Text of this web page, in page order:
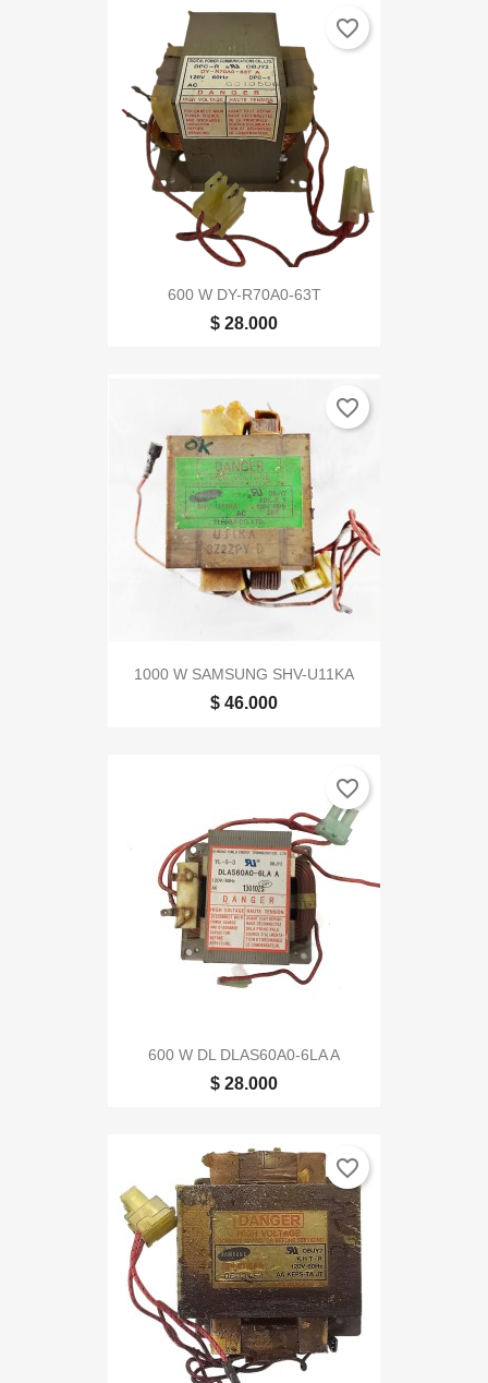
600 W DY-R70A0-63T
$ 28.000
favorite_border
1000 W SAMSUNG SHV-U11KA
$ 46.000
favorite_border
600 W DL DLAS60A0-6LA A
$ 28.000
favorite_border
favorite_border